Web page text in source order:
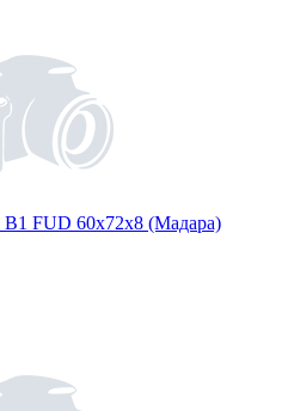
FUD 60х72х8 (Мадара)